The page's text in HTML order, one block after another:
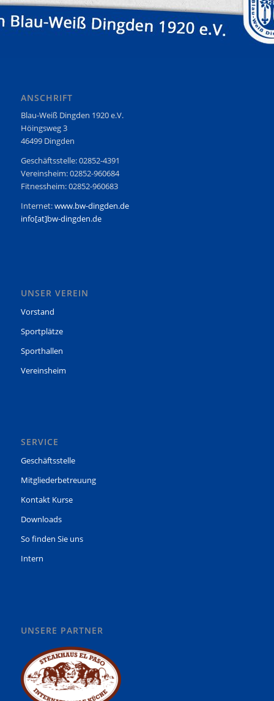
ANSCHRIFT
Blau-Weiß Dingden 1920 e.V.
Höingsweg 3
46499 Dingden
Geschäftsstelle: 02852-4391
Vereinsheim: 02852-960684
Fitnessheim: 02852-960683
Internet:www.bw-dingden.de
info[at]bw-dingden.de
UNSER VEREIN
Vorstand
Sportplätze
Sporthallen
Vereinsheim
SERVICE
Geschäftsstelle
Mitgliederbetreuung
Kontakt Kurse
Downloads
So finden Sie uns
Intern
UNSERE PARTNER